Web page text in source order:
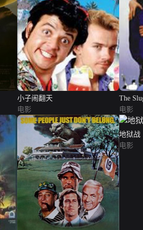
小子闹翻天
电影
The
电影
地狱战
电影